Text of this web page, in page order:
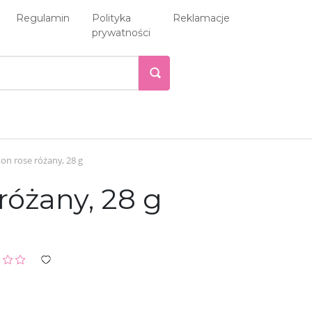
Regulamin
Polityka
prywatności
Reklamacje
rose różany, 28 g
28 g